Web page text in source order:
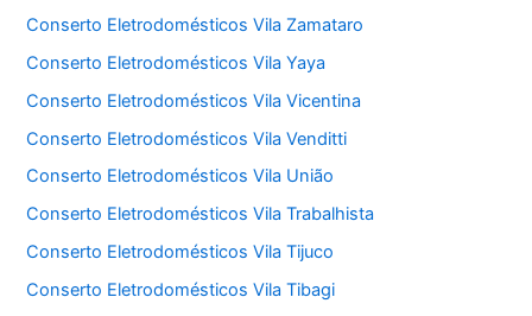
Conserto Eletrodomésticos Vila Zamataro
Conserto Eletrodomésticos Vila Yaya
Conserto Eletrodomésticos Vila Vicentina
Conserto Eletrodomésticos Vila Venditti
Conserto Eletrodomésticos Vila União
Conserto Eletrodomésticos Vila Trabalhista
Conserto Eletrodomésticos Vila Tijuco
Conserto Eletrodomésticos Vila Tibagi